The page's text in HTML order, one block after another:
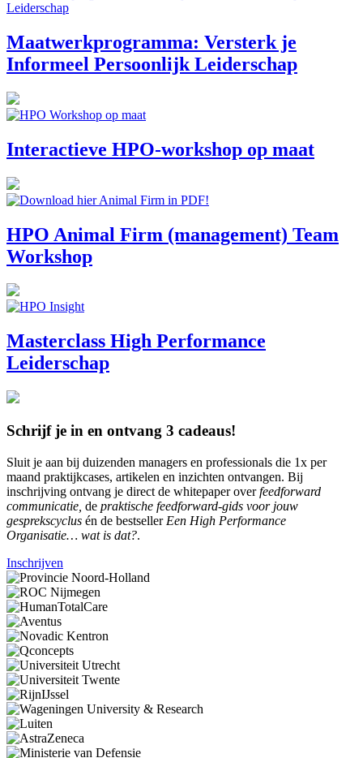
Maatwerkprogramma: Versterk je
Informeel Persoonlijk Leiderschap
Interactieve HPO-workshop op maat
HPO Animal Firm (management) Team
Workshop
Masterclass High Performance
Leiderschap
Schrijf je in en ontvang 3 cadeaus!
Sluit je aan bij duizenden managers en professionals die 1x per
maand praktijkcases, artikelen en inzichten ontvangen. Bij
inschrijving ontvang je direct de whitepaper overfeedforward
communicatie, de praktische feedforward-gids voor jouw
gesprekscyclus én de bestseller Een High Performance
Organisatie… wat is dat?.
Inschrijven